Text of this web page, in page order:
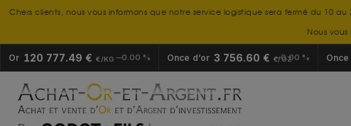
Chers clients, nous vous informons que notre service logistique sera fermé du
Nous
Or 120 777.49 € €/KG 0.00 % Once d’or 3 756.60 € €/OZ
0.00 % Once